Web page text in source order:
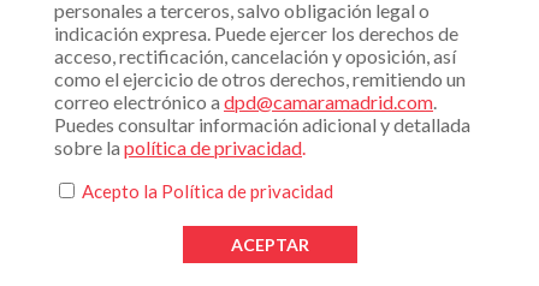
personales a terceros, salvo obligación legal o
indicación expresa. Puede ejercer los derechos de
acceso, rectificación, cancelación y oposición, así
como el ejercicio de otros derechos, remitiendo un
correo electrónico a dpd@camaramadrid.com.
Puedes consultar información adicional y detallada
sobre la política de privacidad.
Acepto la Política de privacidad